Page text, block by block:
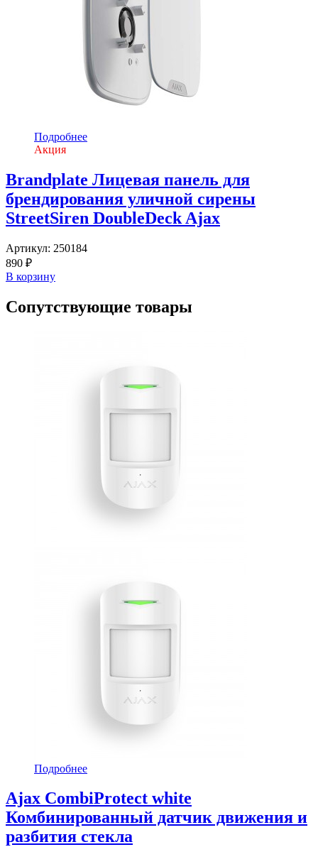
Подробнее
Акция
Brandplate Лицевая панель для
брендирования уличной сирены
StreetSiren DoubleDeck Ajax
Артикул: 250184
890 ₽
В корзину
Сопутствующие товары
Подробнее
Ajax CombiProtect white
Комбинированный датчик движения и
разбития стекла